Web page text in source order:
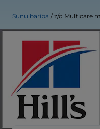
Suņu barība z/d Multicare
z/d Multicare mini šķirņu suņu